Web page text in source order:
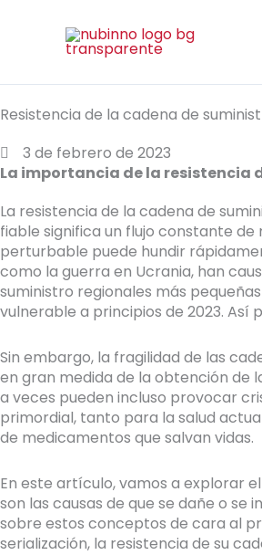
contenido
Resistencia de la cadena de
3 de febrero de 2023
La importancia de la resistencia
La resistencia de la cadena de
fiable significa un flujo constante
perturbable puede hundir
como la guerra en Ucrania, han
suministro regionales más
vulnerable a principios de 2023. Así
Sin embargo, la fragilidad de las
en gran medida de la obtención de
a veces pueden incluso provocar
primordial, tanto para la salud
de medicamentos que salvan vidas.
En este artículo, vamos a explorar
son las causas de que se dañe o
sobre estos conceptos de cara al
serialización, la resistencia de su